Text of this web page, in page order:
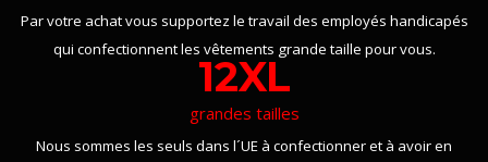
Par votre achat vous supportez le travail des employés handicapés
qui confectionnent les vêtements grande taille pour vous.
12XL
grandes tailles
Nous sommes les seuls dans l´UE à confectionner et à avoir en